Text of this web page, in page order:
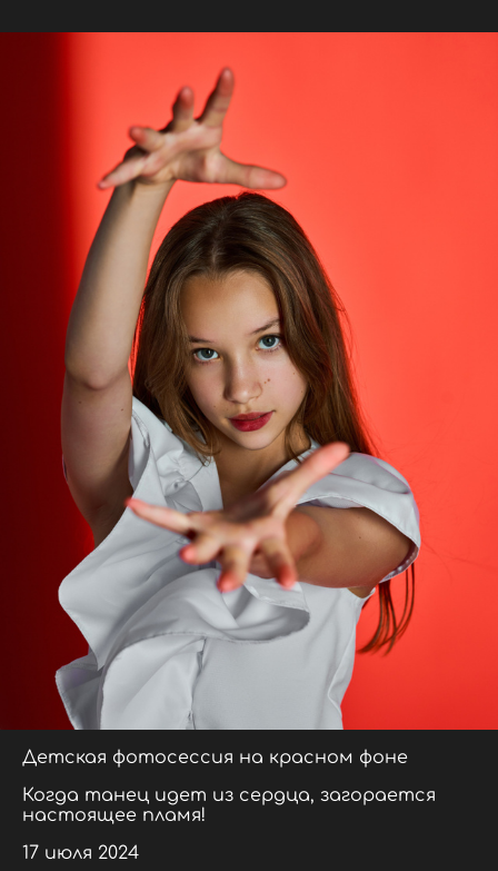
Детская фотосессия на красном фоне
Когда танец идет из сердца, загорается
настоящее пламя!
17 июля 2024